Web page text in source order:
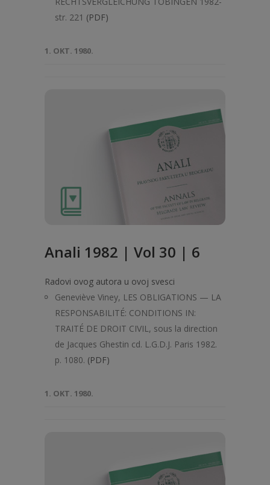
str. 221 (PDF)
1. OKT. 1980.
Anali 1982 | Vol 30 | 6
Radovi ovog autora u ovoj svesci
Geneviève Viney, LES OBLIGATIONS — LA
RESPONSABILITÉ: CONDITIONS IN:
TRAITÉ DE DROIT CIVIL, sous la direction
de Jacques Ghestin cd. L.G.D.J. Paris 1982.
p. 1080. (PDF)
1. OKT. 1980.